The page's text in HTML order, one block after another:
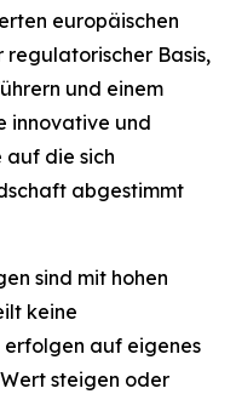
europäischen
regulatorischer Basis,
und einem
innovative und
die sich
abgestimmt
sind mit hohen
keine
auf eigenes
steigen oder